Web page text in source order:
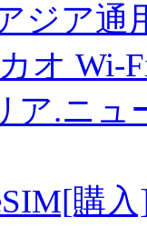
ジア通
オ Wi-
ア.ニュ
購